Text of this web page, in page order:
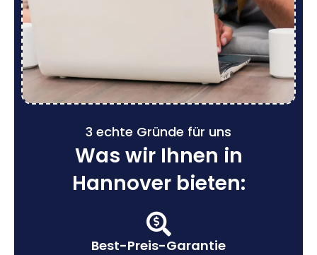
3 echte Gründe für uns
Was wir Ihnen in
Hannover bieten:
Best-Preis-Garantie